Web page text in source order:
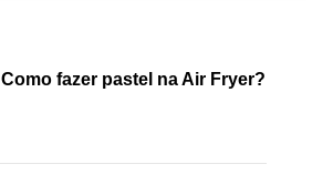
Como fazer pastel na Air Fryer?